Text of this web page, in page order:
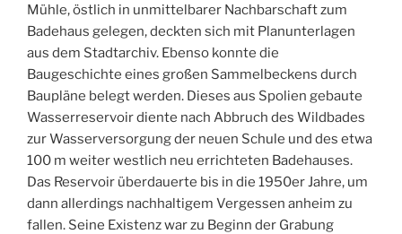
Mühle, östlich in unmittelbarer Nachbarschaft zum
Badehaus gelegen, deckten sich mit Planunterlagen
aus dem Stadtarchiv. Ebenso konnte die
Baugeschichte eines großen Sammelbeckens durch
Baupläne belegt werden. Dieses aus Spolien gebaute
Wasserreservoir diente nach Abbruch des Wildbades
zur Wasserversorgung der neuen Schule und des etwa
100 m weiter westlich neu errichteten Badehauses.
Das Reservoir überdauerte bis in die 1950er Jahre, um
dann allerdings nachhaltigem Vergessen anheim zu
fallen. Seine Existenz war zu Beginn der Grabung